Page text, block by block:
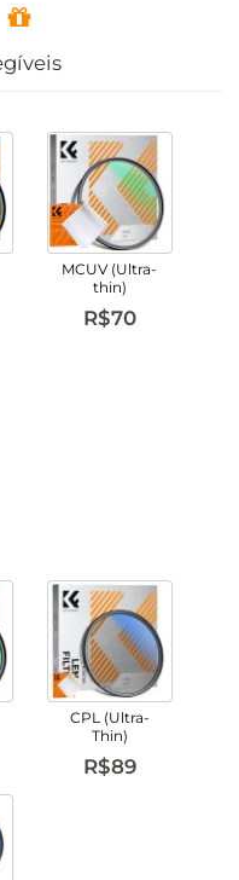
MCUV (Ultra-
thin)
R$70
CPL (Ultra-
Thin)
R$89